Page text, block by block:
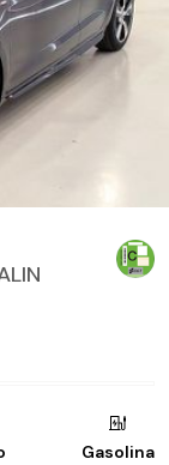
Gasolina